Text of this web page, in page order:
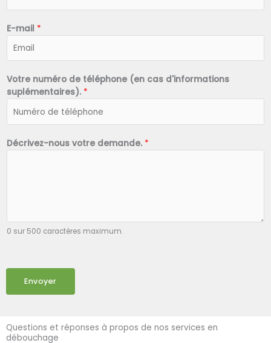
*
E-mail *
Votre numéro de téléphone (en cas d'informations
suplémentaires). *
Décrivez-nous votre demande. *
0 sur 500 caractères maximum.
Envoyer
Questions et réponses à propos de nos services en
débouchage